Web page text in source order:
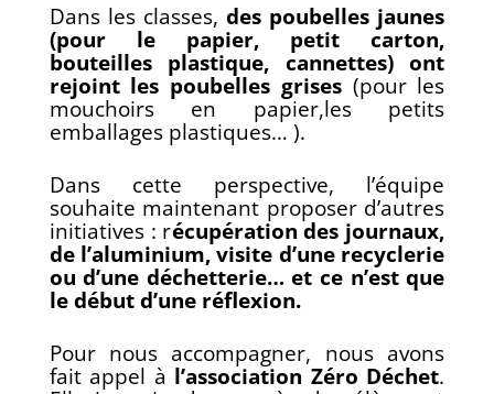
Dans les classes,des poubelles jaunes
(pour le papier, petit carton,
bouteilles plastique, cannettes) ont
rejoint les poubelles grises(pour les
mouchoirs en papier,les petits
emballages plastiques… ).
Dans cette perspective, l’équipe
souhaite maintenant proposer d’autres
initiatives : récupération des journaux,
de l’aluminium, visite d’une recyclerie
ou d’une déchetterie… et ce n’est que
le début d’une réflexion.
Pour nous accompagner, nous avons
fait appel à l’association Zéro Déchet.